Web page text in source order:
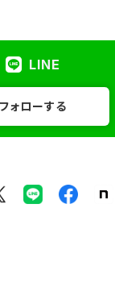
LINE
フォローする